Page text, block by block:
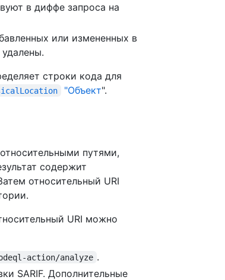
в диффе запроса на
или измененных в
строки кода для
"Объект".
путями,
содержит
относительный URI
URI можно
action/analyze .
SARIF. Дополнительные